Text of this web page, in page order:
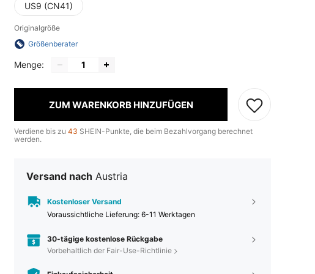
US9 (CN41)
Originalgröße
Größenberater
Menge:
ZUM WARENKORB HINZUFÜGEN
Verdiene bis zu 43 SHEIN-Punkte, die beim Bezahlvorgang berechnet
werden.
Versand nach Austria
Kostenloser Versand
Voraussichtliche Lieferung: 6-11 Werktagen
30-tägige kostenlose Rückgabe
Vorbehaltlich der Fair-Use-Richtlinie